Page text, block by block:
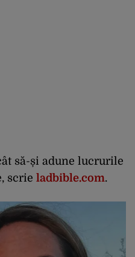
să-și adune lucrurile
scrie ladbible.com.